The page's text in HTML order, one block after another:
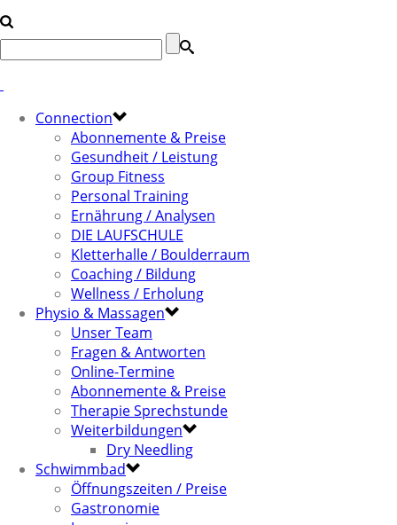
Connection
Abonnemente & Preise
Gesundheit / Leistung
Group Fitness
Personal Training
Ernährung / Analysen
DIE LAUFSCHULE
Kletterhalle / Boulderraum
Coaching / Bildung
Wellness / Erholung
Physio & Massagen
Unser Team
Fragen & Antworten
Online-Termine
Abonnemente & Preise
Therapie Sprechstunde
Weiterbildungen
Dry Needling
Schwimmbad
Öffnungszeiten / Preise
Gastronomie